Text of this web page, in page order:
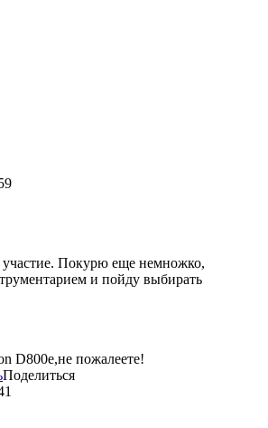
участие. Покурю еще немножко,
и пойду выбирать
D800e,не пожалеете!
Поделиться